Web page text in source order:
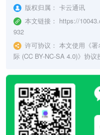
版权归属： 卡云通讯
本文链接： https://
932
许可协议： 本文使用《署
际 (CC BY-NC-SA 4.0)》协议